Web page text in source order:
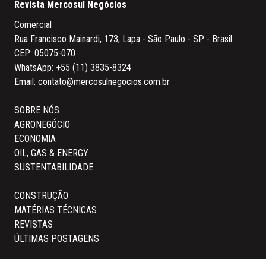
Revista Mercosul Negócios
Comercial
Rua Francisco Mainardi, 173, Lapa - São Paulo - SP - Brasil
CEP: 05075-070
WhatsApp: +55 (11) 3835-8324
Email: contato@mercosulnegocios.com.br
SOBRE NÓS
AGRONEGÓCIO
ECONOMIA
OIL, GAS & ENERGY
SUSTENTABILIDADE
CONSTRUÇÃO
MATÉRIAS TÉCNICAS
REVISTAS
ÚLTIMAS POSTAGENS